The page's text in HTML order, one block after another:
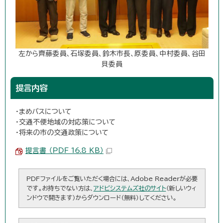
左から齊藤委員、石塚委員、鈴木市長、原委員、中村委員、谷田
貝委員
提言内容
・まめバスについて
・交通不便地域の対応策について
・将来の市の交通政策について
提言書 （PDF 16.8 KB）
PDFファイルをご覧いただく場合には、Adobe Readerが必要
です。お持ちでない方は、 アドビシステムズ社のサイト（新しいウィ
ンドウで開きます）からダウンロード（無料）してください。